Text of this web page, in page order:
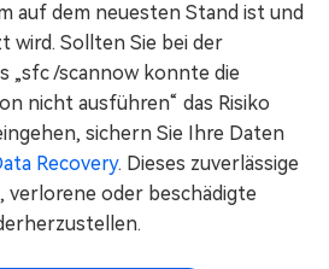
auf dem neuesten Stand ist und
wird. Sollten Sie bei der
„sfc /scannow konnte die
nicht ausführen“ das Risiko
sichern Sie Ihre Daten
Recovery. Dieses zuverlässige
verlorene oder beschädigte